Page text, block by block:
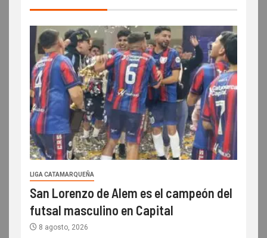
LIGA CATAMARQUEÑA
San Lorenzo de Alem es el campeón del
futsal masculino en Capital
8 agosto, 2026